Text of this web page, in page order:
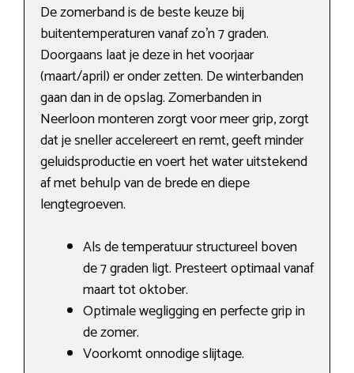
De zomerband is de beste keuze bij
buitentemperaturen vanaf zo’n 7 graden.
Doorgaans laat je deze in het voorjaar
(maart/april) er onder zetten. De winterbanden
gaan dan in de opslag. Zomerbanden in
Neerloon monteren zorgt voor meer grip, zorgt
dat je sneller accelereert en remt, geeft minder
geluidsproductie en voert het water uitstekend
af met behulp van de brede en diepe
lengtegroeven.
Als de temperatuur structureel boven
de 7 graden ligt. Presteert optimaal vanaf
maart tot oktober.
Optimale wegligging en perfecte grip in
de zomer.
Voorkomt onnodige slijtage.